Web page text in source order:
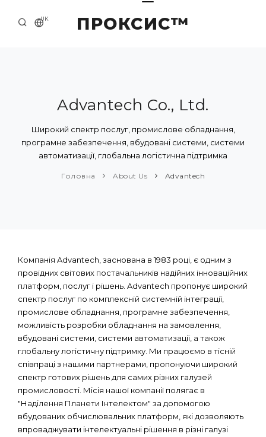
ПРОКСИС™
UK
ПРО НАС
ПРИКЛАДИ ТА РІШЕННЯ
КАТАЛОГ ПРОДУКЦІЇ
Advantech Co., Ltd.
Широкий спектр послуг, промислове обладнання,
програмне забезпечення, вбудовані системи, системи
автоматизації, глобальна логістична підтримка
Головна About Us Advantech
Компанія Advantech, заснована в 1983 році, є одним з
провідних світових постачальників надійних інноваційних
платформ, послуг і рішень. Advantech пропонує широкий
спектр послуг по комплексній системній інтеграції,
промислове обладнання, програмне забезпечення,
можливість розробки обладнання на замовлення,
вбудовані системи, системи автоматизації, а також
глобальну логістичну підтримку. Ми працюємо в тісній
співпраці з нашими партнерами, пропонуючи широкий
спектр готових рішень для самих різних галузей
промисловості. Місія нашої компанії полягає в
"Наділення Планети Інтелектом" за допомогою
вбудованих обчислювальних платформ, які дозволяють
впроваджувати інтелектуальні рішення в різні галузі